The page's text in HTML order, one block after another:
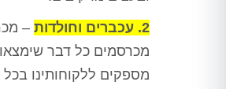
2. עכברים וחולדות
–
מכרסמים כל דבר
מספקים ללקוחותינו